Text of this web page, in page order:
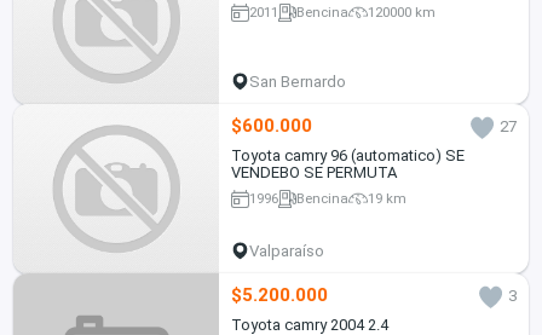
2011 Bencina 120000 km
San Bernardo
$600.000
27
Toyota camry 96 (automatico) SE
VENDEBO SE PERMUTA
1996 Bencina 19 km
Valparaíso
$5.200.000
3
Toyota camry 2004 2.4